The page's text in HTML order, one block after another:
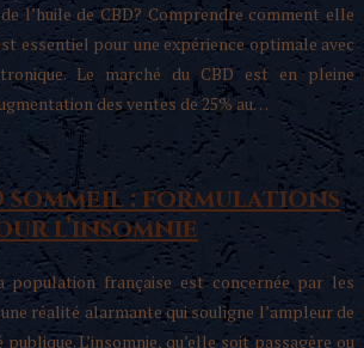
l’huile de CBD? Comprendre comment elle
essentiel pour une expérience optimale avec
Le marché du CBD est en pleine
des ventes de 25% au…
sommeil : formulations
l’insomnie
population française est concernée par les
réalité alarmante qui souligne l’ampleur de
L’insomnie, qu’elle soit passagère ou